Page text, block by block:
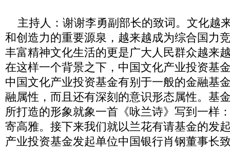
主持人：谢谢李勇副部长的致词。文化越
和创造力的重要源泉，越来越成为综合国力
丰富精神文化生活的更是广大人民群众越来
在这样一个背景之下，中国文化产业投资基
中国文化产业投资基金有别于一般的金融基
融属性，而且还有深刻的意识形态属性。基
所打造的形象就象一首《咏兰诗》写到一样
寄高雅。接下来我们就以兰花有请基金的发
产业投资基金发起单位中国银行肖钢董事长